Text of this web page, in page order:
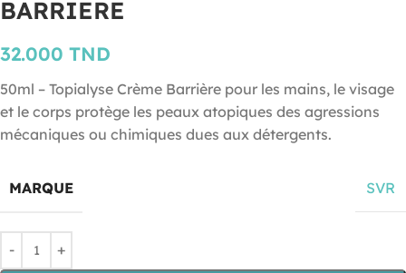
BARRIERE
32.000 TND
50ml – Topialyse Crème Barrière pour les mains, le visage
et le corps protège les peaux atopiques des agressions
mécaniques ou chimiques dues aux détergents.
MARQUE SVR